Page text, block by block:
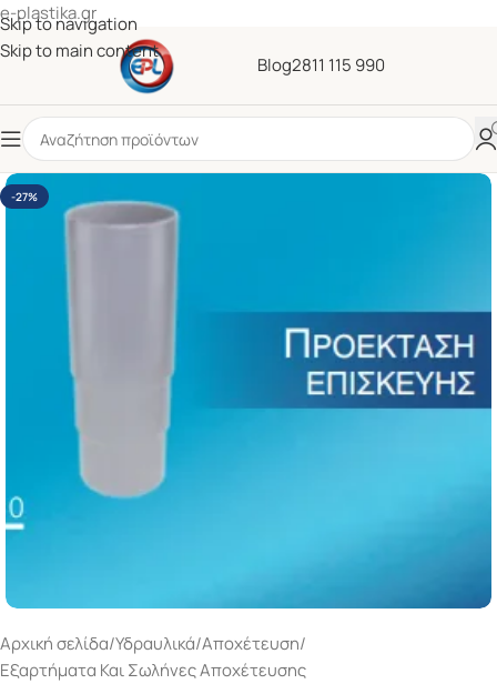
e-plastika.gr
Skip to navigation
Skip to main content
Blog2811 115 990
-27%
Αρχική σελίδα/Υδραυλικά/Αποχέτευση/
Εξαρτήματα Και Σωλήνες Αποχέτευσης